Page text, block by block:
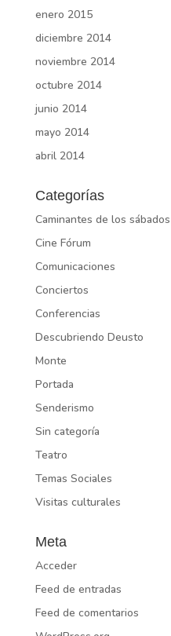
enero 2015
diciembre 2014
noviembre 2014
octubre 2014
junio 2014
mayo 2014
abril 2014
Categorías
Caminantes de los sábados
Cine Fórum
Comunicaciones
Conciertos
Conferencias
Descubriendo Deusto
Monte
Portada
Senderismo
Sin categoría
Teatro
Temas Sociales
Visitas culturales
Meta
Acceder
Feed de entradas
Feed de comentarios